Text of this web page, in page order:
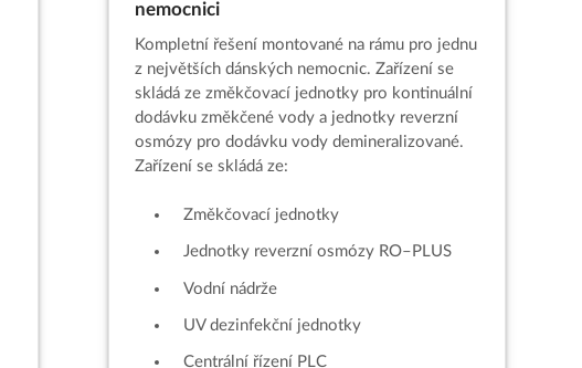
nemocnici
Kompletní řešení montované na rámu pro jednu
z největších dánských nemocnic. Zařízení se
skládá ze změkčovací jednotky pro kontinuální
dodávku změkčené vody a jednotky reverzní
osmózy pro dodávku vody demineralizované.
Zařízení se skládá ze:
Změkčovací jednotky
Jednotky reverzní osmózy RO–PLUS
Vodní nádrže
UV dezinfekční jednotky
Centrální řízení PLC